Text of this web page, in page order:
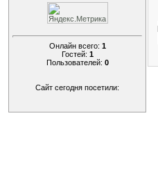
Онлайн всего: 1
Гостей: 1
Пользователей: 0
Сайт сегодня посетили: